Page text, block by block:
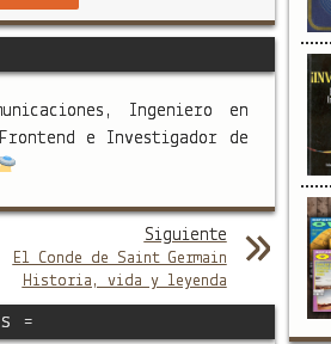
Ingeniero en
e Investigador de
Siguiente
El Conde de Saint Germain
Historia, vida y leyenda
=